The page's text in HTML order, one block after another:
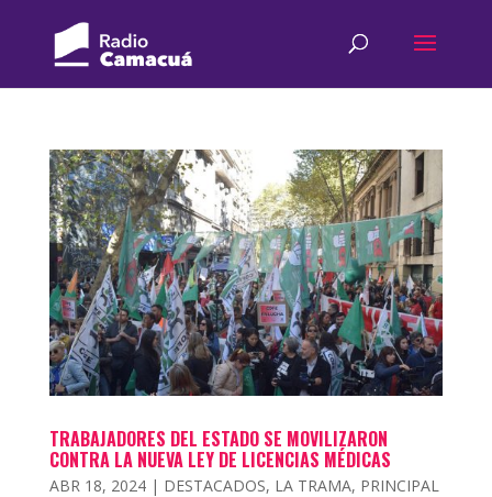
TRABAJADORES DEL ESTADO SE MOVILIZARON
CONTRA LA NUEVA LEY DE LICENCIAS MÉDICAS
ABR 18, 2024| DESTACADOS, LA TRAMA, PRINCIPAL